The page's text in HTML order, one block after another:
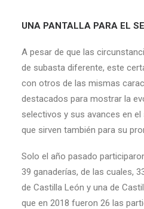
UNA PANTALLA PARA EL
A pesar de que las
de subasta diferente, este
con otros de las mismas
destacados para mostrar la
selectivos y sus avances en
que sirven también para su
Solo el año pasado
39 ganaderías, de las cuales,
de Castilla León y una de
que en 2018 fueron 26 las